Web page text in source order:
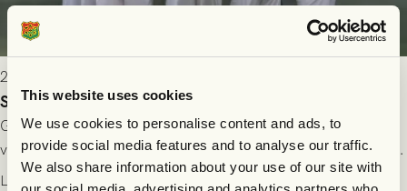
This website uses cookies
We use cookies to personalise content and ads, to
provide social media features and to analyse our traffic.
We also share information about your use of our site with
2026-07-24 16:40
Seger i första kvalmatchen mot FC Nordsjælland
GAIS dominerade i första halvlek och skapade fler chanser,
välförtjänt fick de in ett ledningsmål strax innan halvtid. Efter
halvtidsvilan sjönk tempot när Nordsjälland tilläts ha mer av
Läs mer